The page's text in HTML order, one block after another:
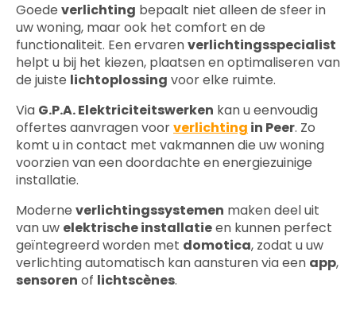
Goede verlichting bepaalt niet alleen de sfeer in
uw woning, maar ook het comfort en de
functionaliteit. Een ervarenverlichtingsspecialist
helpt u bij het kiezen, plaatsen en optimaliseren van
de juiste lichtoplossing voor elke ruimte.
Via G.P.A. Elektriciteitswerken kan u eenvoudig
offertes aanvragen voorverlichting in Peer. Zo
komt u in contact met vakmannen die uw woning
voorzien van een doordachte en energiezuinige
installatie.
Moderne verlichtingssystemen maken deel uit
van uw elektrische installatieen kunnen perfect
geïntegreerd worden met domotica, zodat u uw
verlichting automatisch kan aansturen via een app,
sensoren of lichtscènes.